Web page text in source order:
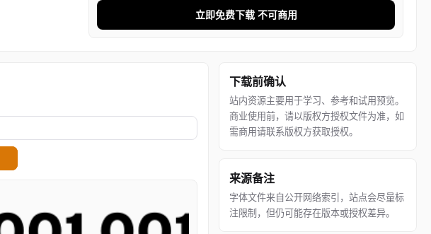
立即免费下载 不可商用
下载前确认
站内资源主要用于学习、参考和试用预览。
商业使用前，请以版权方授权文件为准，如
需商用请联系版权方获取授权。
来源备注
字体文件来自公开网络索引，站点会尽量标
注限制，但仍可能存在版本或授权差异。